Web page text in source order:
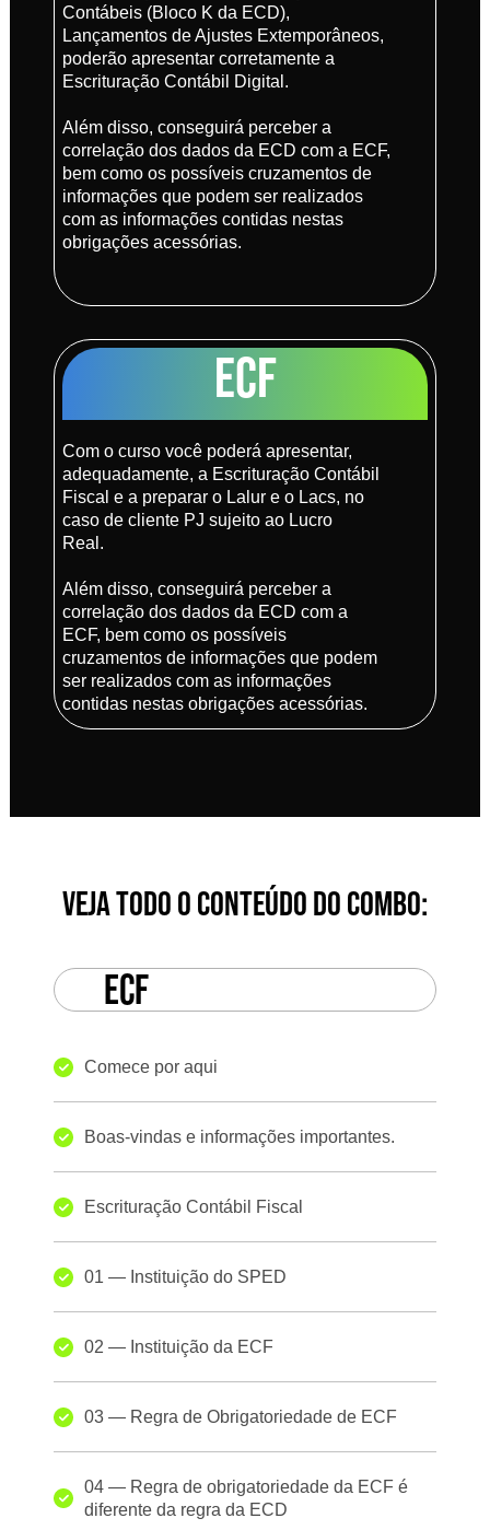
Contábeis (Bloco K da ECD),
Lançamentos de Ajustes Extemporâneos,
poderão apresentar corretamente a
Escrituração Contábil Digital.
Além disso, conseguirá perceber a
correlação dos dados da ECD com a ECF,
bem como os possíveis cruzamentos de
informações que podem ser realizados
com as informações contidas nestas
obrigações acessórias.
ECF
Com o curso você poderá apresentar,
adequadamente, a Escrituração Contábil
Fiscal e a preparar o Lalur e o Lacs, no
caso de cliente PJ sujeito ao Lucro
Real.
Além disso, conseguirá perceber a
correlação dos dados da ECD com a
ECF, bem como os possíveis
cruzamentos de informações que podem
ser realizados com as informações
contidas nestas obrigações acessórias.
VEJA TODO O CONTEÚDO DO COMBO:
ECF
Comece por aqui
Boas-vindas e informações importantes.
Escrituração Contábil Fiscal
01 — Instituição do SPED
02 — Instituição da ECF
03 — Regra de Obrigatoriedade de ECF
04 — Regra de obrigatoriedade da ECF é
diferente da regra da ECD